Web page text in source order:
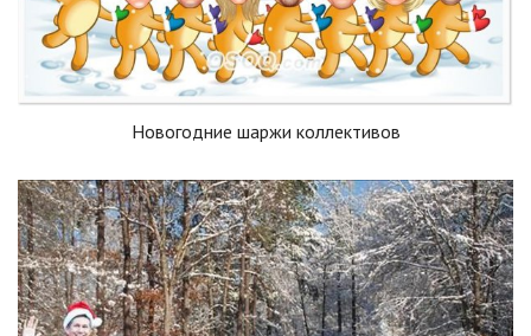
Новогодние шаржи коллективов